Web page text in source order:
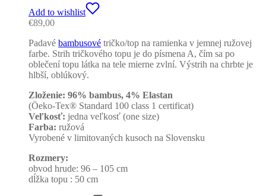
Add to wishlist
€89,00
Padavé bambusové tričko/top na ramienka v jemnej ružovej
farbe. Strih tričkového topu je do písmena A, čím sa po
oblečení topu látka na tele mierne zvlní. Výstrih na chrbte je
hlbší, oblúkový.
Zloženie: 96% bambus, 4% Elastan
(Öeko-Tex® Standard 100 class 1 certificat)
Veľkosť: jedna veľkosť (one size)
Farba: ružová
Vyrobené v limitovaných kusoch na Slovensku
Rozmery:
obvod hrude: 96 – 105 cm
dĺžka topu : 50 cm